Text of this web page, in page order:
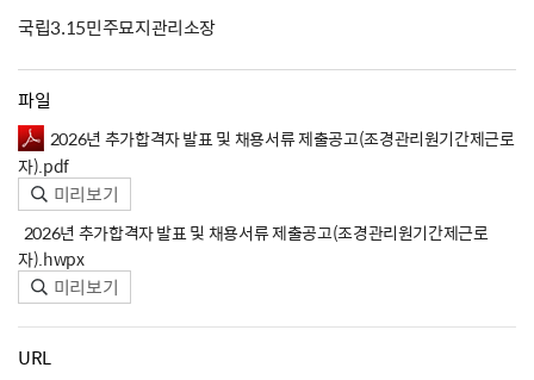
국립3.15민주묘지관리소장
파일
2026년 추가합격자 발표 및 채용서류 제출공고(조경관리원기간제근로
자).pdf
미리보기
2026년 추가합격자 발표 및 채용서류 제출공고(조경관리원기간제근로
자).hwpx
미리보기
URL